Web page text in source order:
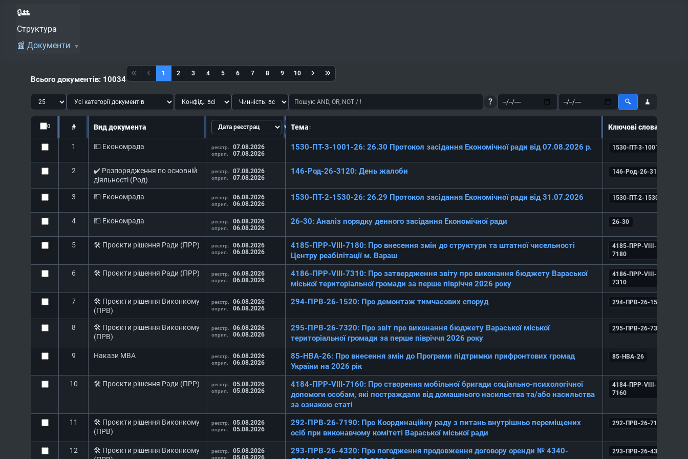
🔒👥
Структура
📰 Документи
Всього документів: 10034
1 2 3 4 5 6 7 8 9 10
? 🔍 🧹
0 # Вид документа ▼ Тема↕ Ключові слова
1 💵 Економрада реєстр. 07.08.2026
оприл. 07.08.2026
1530-ПТ-3-1001-26: 26.30 Протокол засідання Економічної ради від 07.08.2026 р. 1530-ПТ-3-1001-26
2
✔️ Розпорядження по основній
діяльності (Род)
реєстр. 07.08.2026
оприл. 07.08.2026
146-Род-26-3120: День жалоби 146-Род-26-3120
3 💵 Економрада реєстр. 06.08.2026
оприл. 06.08.2026
1530-ПТ-2-1530-26: 26.29 Протокол засідання Економічної ради від 31.07.2026 1530-ПТ-2-1530-26
4 💵 Економрада реєстр. 06.08.2026
оприл. 06.08.2026
26-30: Аналіз порядку денного засідання Економічної ради 26-30
5 🛠️ Проєкти рішення Ради (ПРР) реєстр. 06.08.2026
оприл. 06.08.2026
4185-ПРР-VIII-7180: Про внесення змін до структури та штатної чисельності
Центру реабілітації м. Вараш
4185-ПРР-VIII-
7180
6 🛠️ Проєкти рішення Ради (ПРР) реєстр. 06.08.2026
оприл. 06.08.2026
4186-ПРР-VIII-7310: Про затвердження звіту про виконання бюджету Вараської
міської територіальної громади за перше півріччя 2026 року
4186-ПРР-VIII-
7310
7
🛠️ Проєкти рішення Виконкому
(ПРВ)
реєстр. 06.08.2026
оприл. 06.08.2026
294-ПРВ-26-1520: Про демонтаж тимчасових споруд 294-ПРВ-26-1520
8
🛠️ Проєкти рішення Виконкому
(ПРВ)
реєстр. 06.08.2026
оприл. 06.08.2026
295-ПРВ-26-7320: Про звіт про виконання бюджету Вараської міської
територіальної громади за перше півріччя 2026 року
295-ПРВ-26-7320
9 Накази МВА реєстр. 06.08.2026
оприл. 06.08.2026
85-НВА-26: Про внесення змін до Програми підтримки прифронтових громад
України на 2026 рік
85-НВА-26
10 🛠️ Проєкти рішення Ради (ПРР) реєстр. 05.08.2026
оприл. 05.08.2026
4184-ПРР-VIII-7160: Про створення мобільної бригади соціально-психологічної
допомоги особам, які постраждали від домашнього насильства та/або насильства
за ознакою статі
4184-ПРР-VIII-
7160
11
🛠️ Проєкти рішення Виконкому
(ПРВ)
реєстр. 05.08.2026
оприл. 05.08.2026
292-ПРВ-26-7190: Про Координаційну раду з питань внутрішньо переміщених
осіб при виконавчому комітеті Вараської міської ради
292-ПРВ-26-7190
12
🛠️ Проєкти рішення Виконкому
реєстр. 05.08.2026
оприл. 05.08.2026
293-ПРВ-26-4320: Про погодження продовження договору оренди № 4340-
293-ПРВ-26-4320